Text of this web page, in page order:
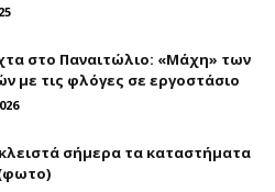
στο Παναιτώλιο: «Μάχη» των
με τις φλόγες σε εργοστάσιο
σήμερα τα καταστήματα
(φωτο)